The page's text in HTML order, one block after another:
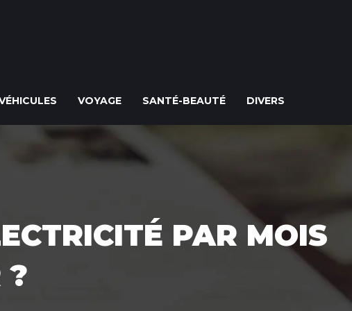
VOYAGE SANTÉ-BEAUTÉ DIVERS
PAR MOIS
?